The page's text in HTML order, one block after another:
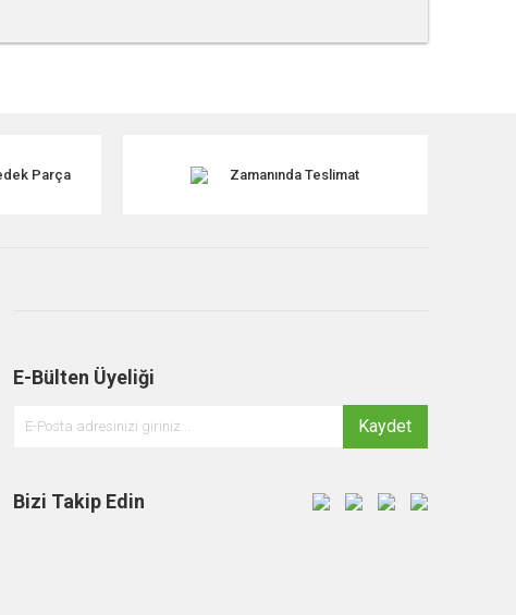
Parça Zamanında Teslimat
E-Bülten Üyeliği
Kaydet
Bizi Takip Edin